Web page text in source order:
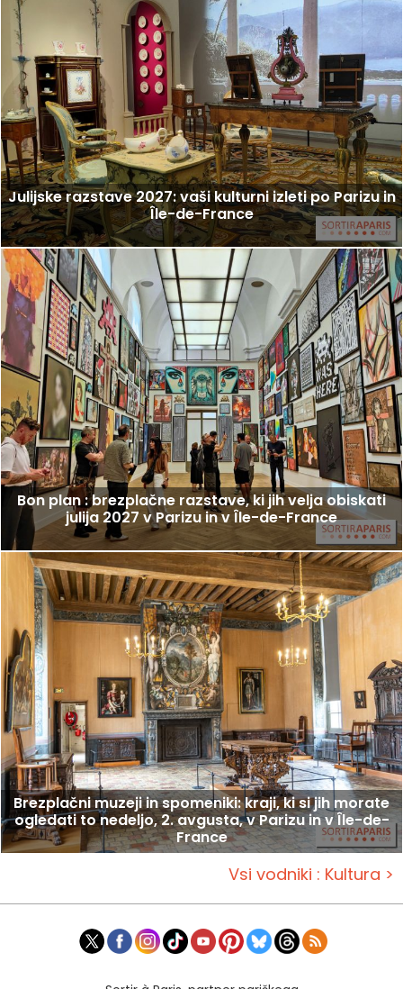
Julijske razstave 2027: vaši kulturni izleti po Parizu in
Île-de-France
Bon plan : brezplačne razstave, ki jih velja obiskati
julija 2027 v Parizu in v Île-de-France
Brezplačni muzeji in spomeniki: kraji, ki si jih morate
ogledati to nedeljo, 2. avgusta, v Parizu in v Île-de-
France
Vsi vodniki : Kultura >